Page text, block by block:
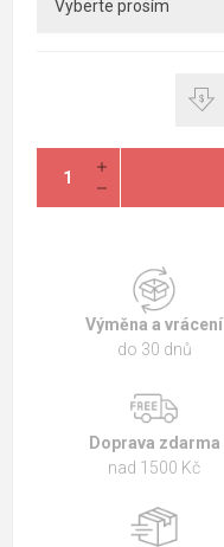
Výměna a vrácení
do 30 dnů
Doprava zdarma
nad 1500 Kč